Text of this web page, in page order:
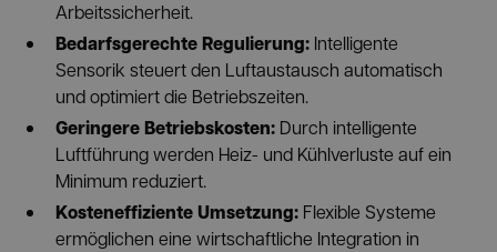
Arbeitssicherheit.
Bedarfsgerechte Regulierung: Intelligente
Sensorik steuert den Luftaustausch automatisch
und optimiert die Betriebszeiten.
Geringere Betriebskosten: Durch intelligente
Luftführung werden Heiz- und Kühlverluste auf ein
Minimum reduziert.
Kosteneffiziente Umsetzung: Flexible Systeme
ermöglichen eine wirtschaftliche Integration in